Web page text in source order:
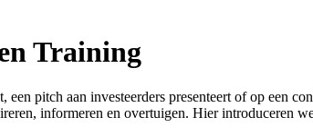
Training
pitch aan investeerders presenteert of op een
informeren en overtuigen. Hier introduceren